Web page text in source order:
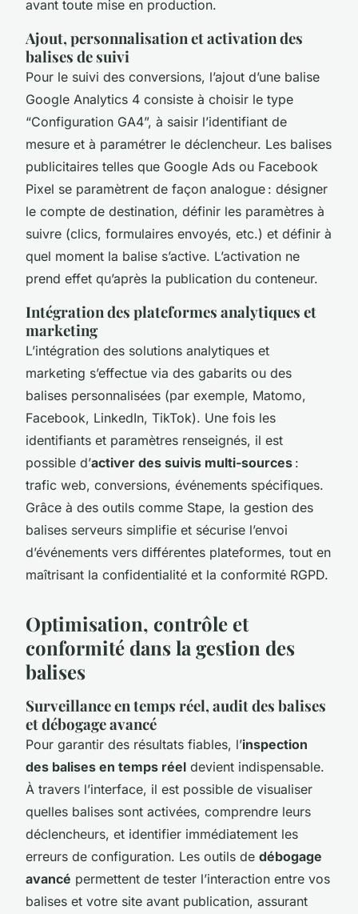
avant toute mise en production.
Ajout, personnalisation et activation des
balises de suivi
Pour le suivi des conversions, l’ajout d’une balise
Google Analytics 4 consiste à choisir le type
“Configuration GA4”, à saisir l’identifiant de
mesure et à paramétrer le déclencheur. Les balises
publicitaires telles que Google Ads ou Facebook
Pixel se paramètrent de façon analogue : désigner
le compte de destination, définir les paramètres à
suivre (clics, formulaires envoyés, etc.) et définir à
quel moment la balise s’active. L’activation ne
prend effet qu’après la publication du conteneur.
Intégration des plateformes analytiques et
marketing
L’intégration des solutions analytiques et
marketing s’effectue via des gabarits ou des
balises personnalisées (par exemple, Matomo,
Facebook, LinkedIn, TikTok). Une fois les
identifiants et paramètres renseignés, il est
possible d’activer des suivis multi-sources :
trafic web, conversions, événements spécifiques.
Grâce à des outils comme Stape, la gestion des
balises serveurs simplifie et sécurise l’envoi
d’événements vers différentes plateformes, tout en
maîtrisant la confidentialité et la conformité RGPD.
Optimisation, contrôle et
conformité dans la gestion des
balises
Surveillance en temps réel, audit des balises
et débogage avancé
Pour garantir des résultats fiables, l’inspection
des balises en temps réel devient indispensable.
À travers l’interface, il est possible de visualiser
quelles balises sont activées, comprendre leurs
déclencheurs, et identifier immédiatement les
erreurs de configuration. Les outils de débogage
avancé permettent de tester l’interaction entre vos
balises et votre site avant publication, assurant